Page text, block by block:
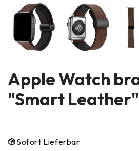
Apple Watch
"Smart Leather"
Sofort Lieferbar